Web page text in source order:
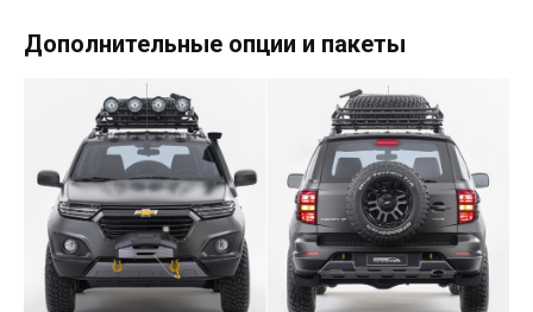
Дополнительные опции и пакеты